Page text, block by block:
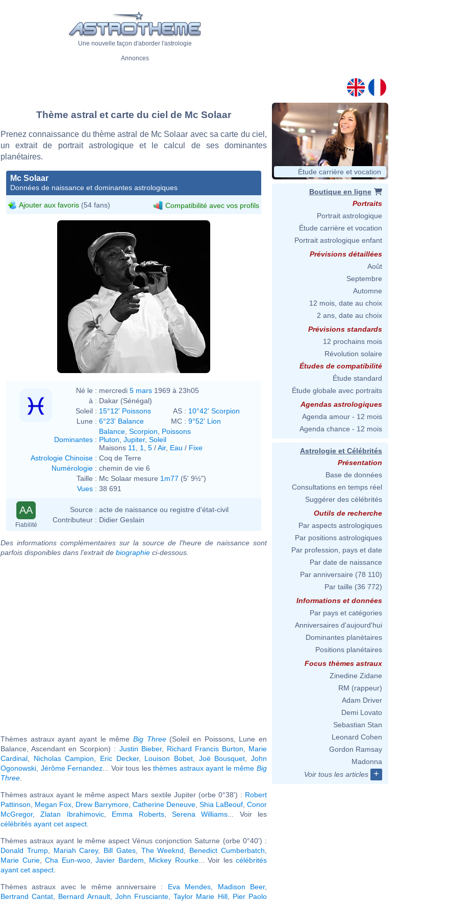
Une nouvelle façon d'aborder l'astrologie
Annonces
Thème astral et carte du ciel de Mc Solaar
Prenez connaissance du thème astral de Mc Solaar avec sa carte du ciel,
un extrait de portrait astrologique et le calcul de ses dominantes
planétaires.
Mc Solaar
Données de naissance et dominantes astrologiques
Ajouter aux favoris (54 fans) Compatibilité avec vos profils
Né le : mercredi 5 mars 1969 à 23h05
à : Dakar (Sénégal)
Soleil : 15°12' Poissons AS : 10°42' Scorpion
Lune : 6°23' Balance MC : 9°52' Lion
Dominantes :
Balance Scorpion
Poissons
Pluton Jupiter, Soleil
Maisons 11 1 5 /Air, Eau / Fixe
Astrologie Chinoise : Coq de Terre
Numérologie : chemin de vie 6
Taille : Mc Solaar mesure 1m77 (5' 9½")
Vues : 38 691
AA
Fiabilité
Source : acte de naissance ou registre d'état-civil
Contributeur : Didier Geslain
Des informations complémentaires sur la source de l'heure de naissance sont
parfois disponibles dans l'extrait de biographie ci-dessous.
Thèmes astraux ayant ayant le même Big Three(Soleil en Poissons, Lune en
Balance, Ascendant en Scorpion) : Justin Bieber, Richard Francis Burton
Marie
Cardinal
Nicholas Campion Eric Decker, Louison Bobet Joë Bousquet ,John
Ogonowski Jérôme Fernandez ... Voir tous lesthèmes astraux ayant le mêmeBig
Three
Thèmes astraux ayant le même aspect Mars sextile Jupiter (orbe 0°38') : Robert
Pattinson
Megan Fox Drew Barrymore Catherine Deneuve Shia LaBeouf Conor
McGregor,Zlatan Ibrahimovic, Emma Roberts, Serena Williams ... Voir les
célébrités ayant cet aspect
Thèmes astraux ayant le même aspect Vénus conjonction Saturne (orbe 0°40') :
Donald Trump, Mariah Carey, Bill Gates, The Weeknd Benedict Cumberbatch
Marie Curie, Cha Eun-woo, Javier Bardem Mickey Rourke... Voir les célébrités
ayant cet aspect
Thèmes astraux avec le même anniversaire : Eva Mendes Madison Beer,
Bertrand Cantat
Bernard Arnault, John Frusciante ,Taylor Marie Hill, Pier Paolo
Étude carrière et vocation
Boutique en ligne
Portraits
Portrait astrologique
Étude carrière et vocation
Portrait astrologique enfant
Prévisions détaillées
Août
Septembre
Automne
12 mois, date au choix
2 ans, date au choix
Prévisions standards
12 prochains mois
Révolution solaire
Études de compatibilité
Étude standard
Étude globale avec portraits
Agendas astrologiques
Agenda amour - 12 mois
Agenda chance - 12 mois
Astrologie et Célébrités
Présentation
Base de données
Consultations en temps réel
Suggérer des célébrités
Outils de recherche
Par aspects astrologiques
Par positions astrologiques
Par profession, pays et date
Par date de naissance
Par anniversaire (78 110)
Par taille (36 772)
Informations et données
Par pays et catégories
Anniversaires d'aujourd'hui
Dominantes planétaires
Positions planétaires
Focus thèmes astraux
Zinedine Zidane
RM (rappeur)
Adam Driver
Demi Lovato
Sebastian Stan
Leonard Cohen
Gordon Ramsay
Madonna
Voir tous les articles
+